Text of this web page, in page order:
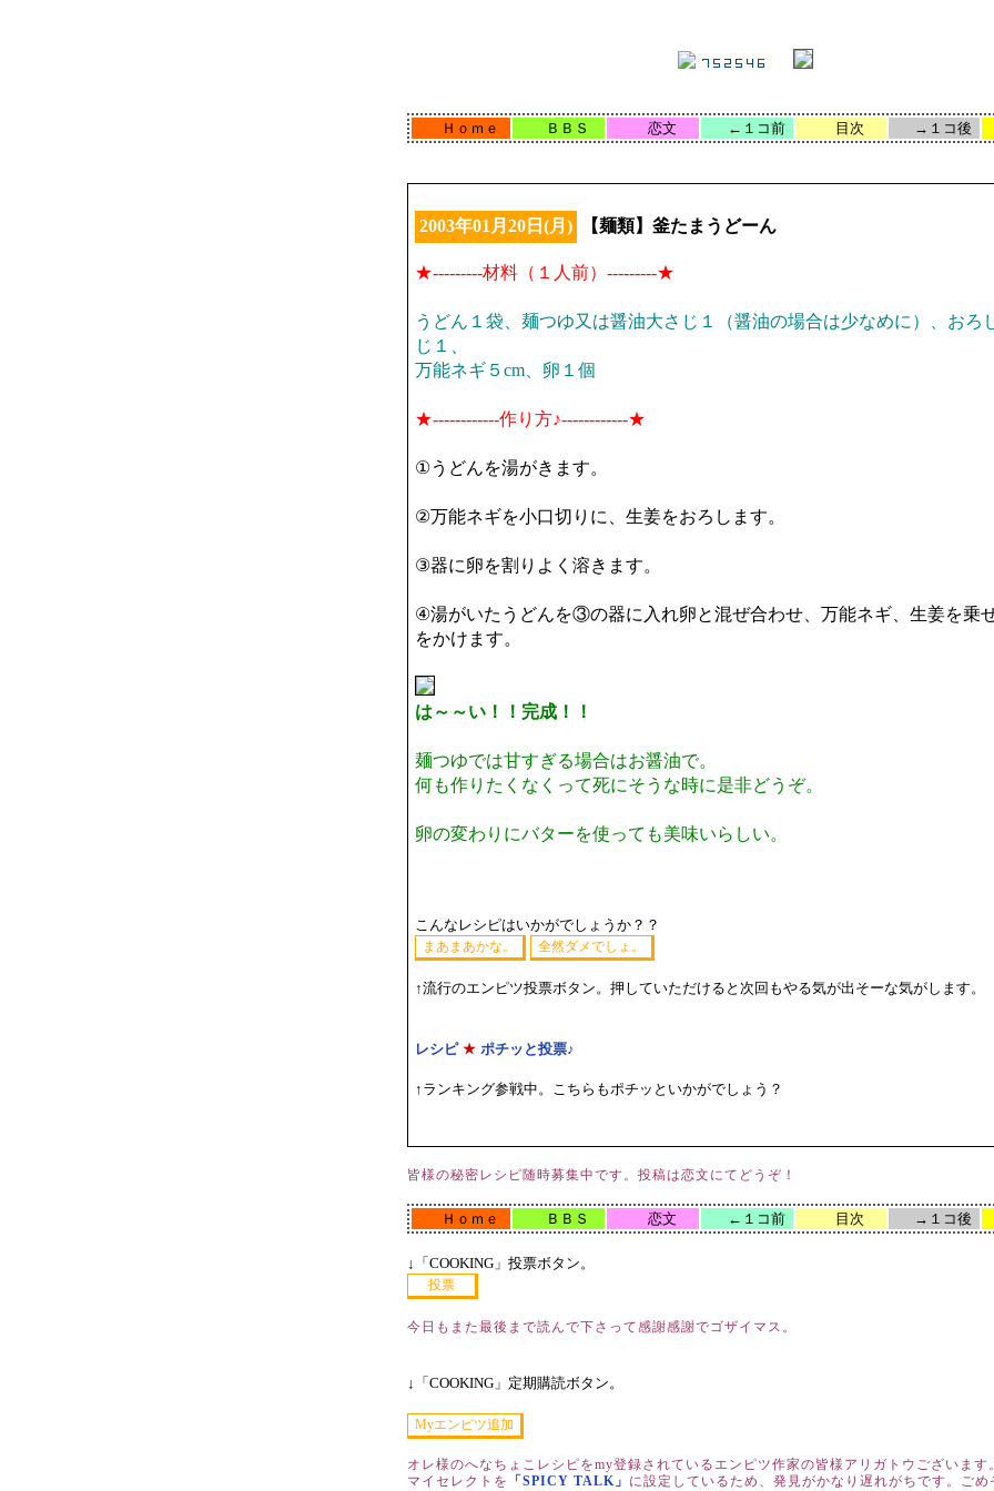
Ｈｏｍｅ ＢＢＳ 恋文 ←１コ前 目次 →１コ後
2003年01月20日(月) 【麺類】釜たまうどーん
★---------材料（１人前）---------★
うどん１袋、麺つゆ又は醤油大さじ１（醤油の場合は少なめに）、おろ
じ１、
万能ネギ５cm、卵１個
★------------作り方♪------------★
①うどんを湯がきます。
②万能ネギを小口切りに、生姜をおろします。
③器に卵を割りよく溶きます。
④湯がいたうどんを③の器に入れ卵と混ぜ合わせ、万能ネギ、生姜を乗
をかけます。
は～～い！！完成！！
麺つゆでは甘すぎる場合はお醤油で。
何も作りたくなくって死にそうな時に是非どうぞ。
卵の変わりにバターを使っても美味いらしい。
こんなレシピはいかがでしょうか？？
↑流行のエンピツ投票ボタン。押していただけると次回もやる気が出そーな気がします。
レシピ ★ ポチッと投票♪
↑ランキング参戦中。こちらもポチッといかがでしょう？
皆様の秘密レシピ随時募集中です。投稿は恋文にてどうぞ！
Ｈｏｍｅ ＢＢＳ 恋文 ←１コ前 目次 →１コ後
↓「COOKING」投票ボタン。
今日もまた最後まで読んで下さって感謝感謝でゴザイマス。
↓「COOKING」定期購読ボタン。
オレ様のへなちょこレシピをmy登録されているエンピツ作家の皆様アリガトウございます。
マイセレクトを
「SPICY TALK」 に設定しているため、発見がかなり遅れがちです。ごめ